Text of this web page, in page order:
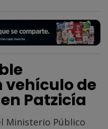
de
Patzicía
Ministerio Público